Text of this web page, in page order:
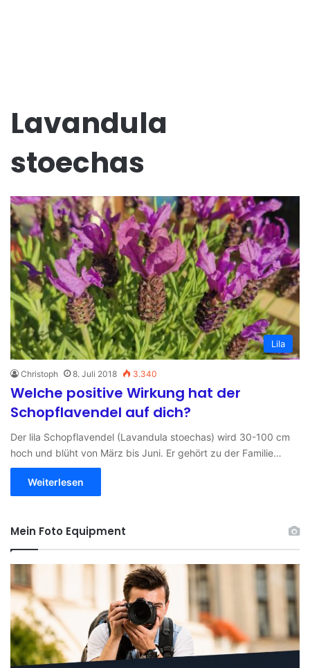
Lavandula
stoechas
Lila
Christoph 8. Juli 2018 3.340
Welche positive Wirkung hat der
Schopflavendel auf dich?
Der lila Schopflavendel (Lavandula stoechas) wird 30-100 cm
hoch und blüht von März bis Juni. Er gehört zu der Familie…
Weiterlesen
Mein Foto Equipment